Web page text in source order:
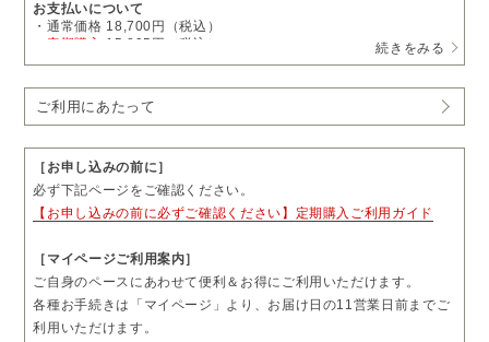
お支払いについて
・通常価格 18,700円（税込）
定期購入 15,895円（税込）
・お届け日の11営業日前まで、「マイページ」よりお届け日やお届
け先をご変更いただけます。
は3回分、隔月コースは2回分のお届け完了後、「マイページ」より
お手続きいただけます。
・ご購入前に「ご利用にあたって」も必ずご一読ください。
続きをみる
ご利用にあたって
［お申し込みの前に］
必ず下記ページをご確認ください。
【お申し込みの前に必ずご確認ください】定期購入ご利用ガイド
［マイページご利用案内］
ご自身のペースにあわせて便利＆お得にご利用いただけます。
各種お手続きは「マイページ」より、お届け日の11営業日前までご
利用いただけます。